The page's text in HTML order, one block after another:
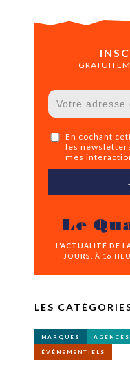
En cochant
les
mes
Le
L’ACTUALITÉ DE
JOURS,
À 16
LES
MARQUES AGENCES
ÉVÉNEMENTIELS